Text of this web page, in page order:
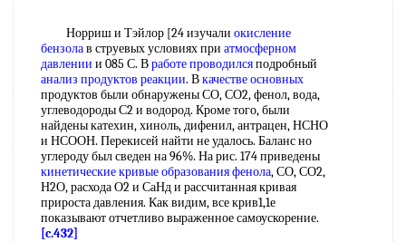
Норриш и Тэйлор [24 изучали окисление
бензолав струевых условиях при атмосферном
давлении и 085 С. Вработе проводилсяподробный
анализ продуктов реакции. Вкачестве основных
продуктов были обнаружены СО, СО2, фенол, вода,
углеводороды С2 и водород. Кроме того, были
найдены катехин, хиноль, дифенил, антрацен, НСНО
и НСООН. Перекисей найти не удалось. Баланс но
углероду был сведен на 96%. На рис. 174 приведены
кинетические кривыеобразования фенола, СО, СО2,
Н2О, расхода О2 и СаНд и рассчитанная кривая
прироста давления. Как видим, все крив1,1е
показывают отчетливо выраженное самоускорение.
[c.432]